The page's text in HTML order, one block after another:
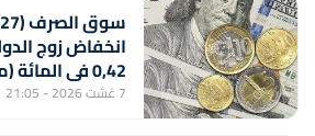
انخفاض زوج
0,42 في المائة (مركز أبحاث)
7 غشت 2026 - 21:05